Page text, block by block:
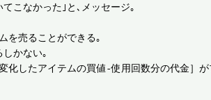
こなかった｣と､メッセージ｡
を売ることができる｡
かない｡
したアイテムの買値-使用回数分の代金］